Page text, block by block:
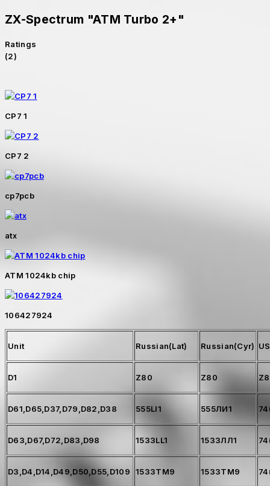
ZX-Spectrum "ATM Turbo 2+"
Ratings
(2)
CP7 1
CP7 2
cp7pcb
atx
ATM 1024kb chip
106427924
Unit Russian(Lat) Russian(Cyr)
D1 Z80 Z80
D61,D65,D37,D79,D82,D38 555LI1 555ЛИ1
D63,D67,D72,D83,D98 1533LL1 1533ЛЛ1
D3,D4,D14,D49,D50,D55,D109 1533TM9 1533ТМ9